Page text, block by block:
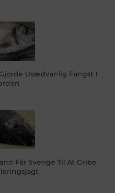
Usædvanlig Fangst I
Får Sverige Til At Gribe